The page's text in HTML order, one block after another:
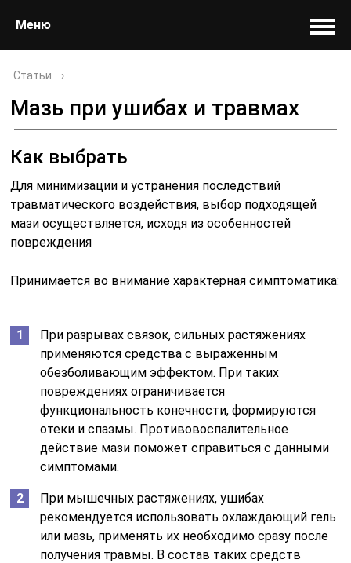
Меню
Статьи ›
Мазь при ушибах и травмах
Как выбрать
Для минимизации и устранения последствий
травматического воздействия, выбор подходящей
мази осуществляется, исходя из особенностей
повреждения
Принимается во внимание характерная симптоматика:
При разрывах связок, сильных растяжениях
применяются средства с выраженным
обезболивающим эффектом. При таких
повреждениях ограничивается
функциональность конечности, формируются
отеки и спазмы. Противовоспалительное
действие мази поможет справиться с данными
симптомами.
При мышечных растяжениях, ушибах
рекомендуется использовать охлаждающий гель
или мазь, применять их необходимо сразу после
получения травмы. В состав таких средств